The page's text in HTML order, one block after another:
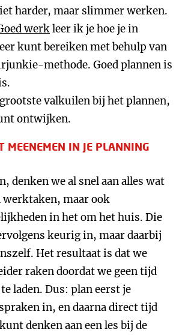
harder, maar slimmer werken.
werkleer ik je hoe je in
kunt bereiken met behulp van
methode. Goed plannen is
valkuilen bij het plannen,
ontwijken.
MEENEMEN IN JE PLANNING
denken we al snel aan alles wat
werktaken, maar ook
in het om het huis. Die
keurig in, maar daarbij
Het resultaat is dat we
raken doordat we geen tijd
laden. Dus: plan eerst je
in, en daarna direct tijd
denken aan een les bij de